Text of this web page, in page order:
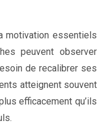
motivation essentiels
peuvent observer
de recalibrer ses
atteignent souvent
efficacement qu’ils